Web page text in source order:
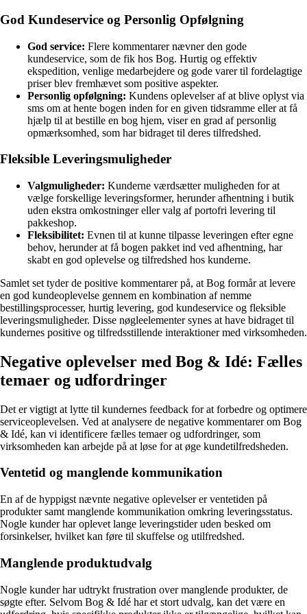
God Kundeservice og Personlig Opfølgning
God service: Flere kommentarer nævner den gode
kundeservice, som de fik hos Bog. Hurtig og effektiv
ekspedition, venlige medarbejdere og gode varer til fordelagtige
priser blev fremhævet som positive aspekter.
Personlig opfølgning: Kundens oplevelser af at blive oplyst via
sms om at hente bogen inden for en given tidsramme eller at få
hjælp til at bestille en bog hjem, viser en grad af personlig
opmærksomhed, som har bidraget til deres tilfredshed.
Fleksible Leveringsmuligheder
Valgmuligheder: Kunderne værdsætter muligheden for at
vælge forskellige leveringsformer, herunder afhentning i butik
uden ekstra omkostninger eller valg af portofri levering til
pakkeshop.
Fleksibilitet: Evnen til at kunne tilpasse leveringen efter egne
behov, herunder at få bogen pakket ind ved afhentning, har
skabt en god oplevelse og tilfredshed hos kunderne.
Samlet set tyder de positive kommentarer på, at Bog formår at levere
en god kundeoplevelse gennem en kombination af nemme
bestillingsprocesser, hurtig levering, god kundeservice og fleksible
leveringsmuligheder. Disse nøgleelementer synes at have bidraget til
kundernes positive og tilfredsstillende interaktioner med virksomheden.
Negative oplevelser med Bog & Idé: Fælles
temaer og udfordringer
Det er vigtigt at lytte til kundernes feedback for at forbedre og optimere
serviceoplevelsen. Ved at analysere de negative kommentarer om Bog
& Idé, kan vi identificere fælles temaer og udfordringer, som
virksomheden kan arbejde på at løse for at øge kundetilfredsheden.
Ventetid og manglende kommunikation
En af de hyppigst nævnte negative oplevelser er ventetiden på
produkter samt manglende kommunikation omkring leveringsstatus.
Nogle kunder har oplevet lange leveringstider uden besked om
forsinkelser, hvilket kan føre til skuffelse og utilfredshed.
Manglende produktudvalg
Nogle kunder har udtrykt frustration over manglende produkter, de
søgte efter. Selvom Bog & Idé har et stort udvalg, kan det være en